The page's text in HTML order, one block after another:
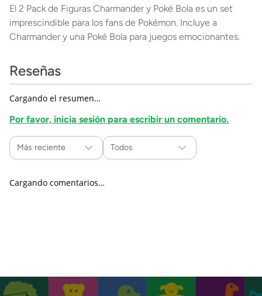
El 2 Pack de Figuras Charmander y Poké Bola es un set
imprescindible para los fans de Pokémon. Incluye a
Charmander y una Poké Bola para juegos emocionantes.
Reseñas
Cargando el resumen…
Por favor, inicia sesión para escribir un comentario.
Más reciente Todos
Cargando comentarios…